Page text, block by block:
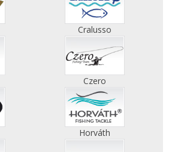
Cralusso
Czero
Horváth